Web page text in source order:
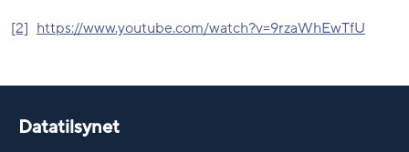
[2] https://www.youtube.com/watch?v=9rzaWhEwTfU
Datatilsynet